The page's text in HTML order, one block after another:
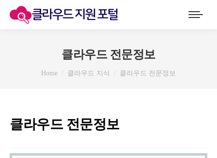
클라우드 전문정보
You are here:
Home 클라우드 지식 클라우드 전문정보
클라우드 전문정보